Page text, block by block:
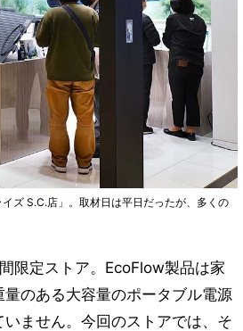
ズ S.C.店」。取材日は平日だったが、多くの
限定ストア。EcoFlow製品は家
のある大容量のポータブル電源
ません。今回のストアでは、そ